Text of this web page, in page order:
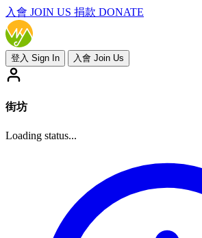
入會 JOIN US 捐款 DONATE
登入 Sign In 入會 Join Us
街坊
Loading status...